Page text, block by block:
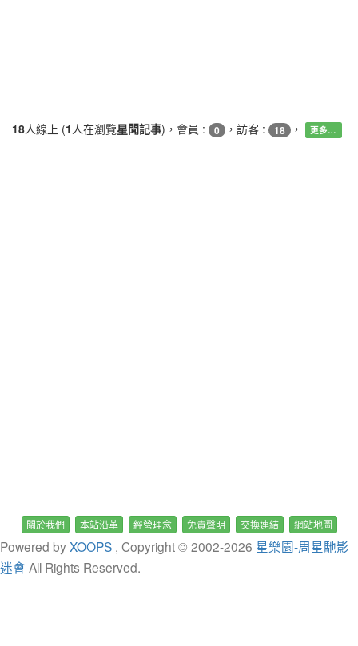
18人線上 (1 人在瀏覽星聞記事)，會員 : 0 ，訪客 : 18 ， 更多…
關於我們 本站沿革 經營理念 免責聲明 交換連結 網站地圖
Powered byXOOPS , Copyright © 2002-2026 星樂園-周星馳影
迷會 All Rights Reserved.